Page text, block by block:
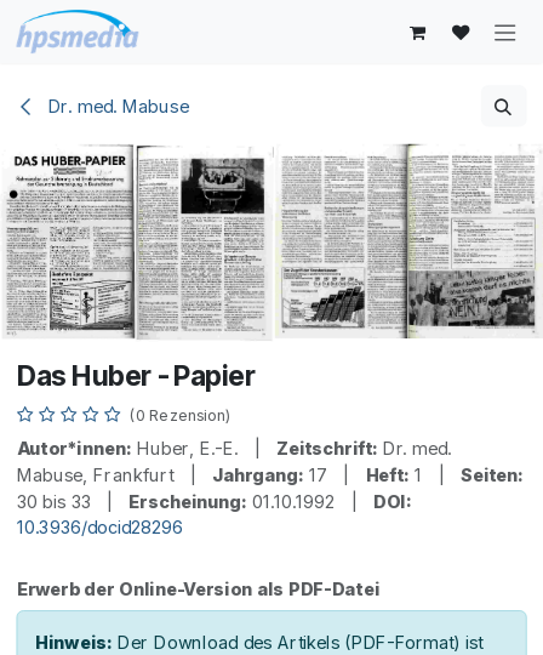
Zum Inhalt springen
Dr. med. Mabuse
Das Huber - Papier
(0 Rezension)
Autor*innen: Huber, E.-E. | Zeitschrift: Dr. med.
Mabuse, Frankfurt | Jahrgang: 17 | Heft: 1 | Seiten:
30 bis 33 | Erscheinung: 01.10.1992 | DOI:
10.3936/docid28296
Erwerb der Online-Version als PDF-Datei
Hinweis: Der Download des Artikels (PDF-Format) ist